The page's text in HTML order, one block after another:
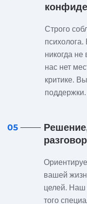
Строго
никогда
нас нет
критике.
поддержки.
05
вашей
целей. Наш
того